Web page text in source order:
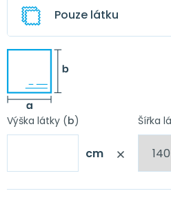
Pouze látku
Obšití + řasící stuha
Obšití + narážecí kroužky 4 cm
Výška látky (b)
cm
Šířka